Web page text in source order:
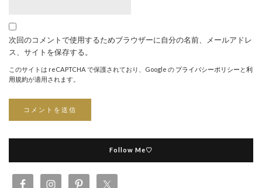
次回のコメントで使用するためブラウザーに自分の名前、メールアドレ
ス、サイトを保存する。
このサイトは reCAPTCHA で保護されており、Google の プライバシーポリシー と利
用規約が適用されます。
Follow Me♡